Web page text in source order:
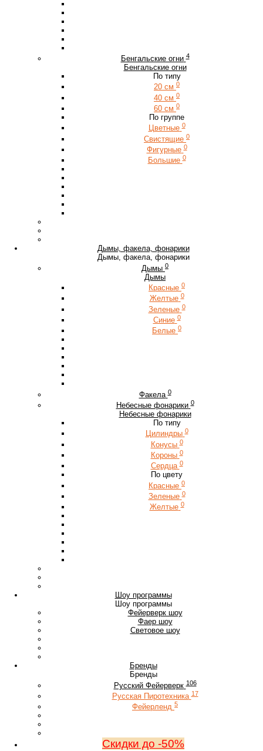
Бенгальские огни 4
Бенгальские огни
По типу
20 см 0
40 см 0
60 см 0
По группе
Цветные 0
Свистящие 0
Фигурные 0
Большие 0
Дымы, факела, фонарики
Дымы, факела, фонарики
Дымы 0
Дымы
Красные 0
Желтые 0
Зеленые 0
Синие 0
Белые 0
Факела 0
Небесные фонарики 0
Небесные фонарики
По типу
Цилиндры 0
Конусы 0
Короны 0
Сердца 0
По цвету
Красные 0
Зеленые 0
Желтые 0
Шоу программы
Шоу программы
Фейерверк шоу
Фаер шоу
Световое шоу
Бренды
Бренды
Русский Фейерверк 106
Русская Пиротехника 17
Фейерленд 5
Скидки до -50%